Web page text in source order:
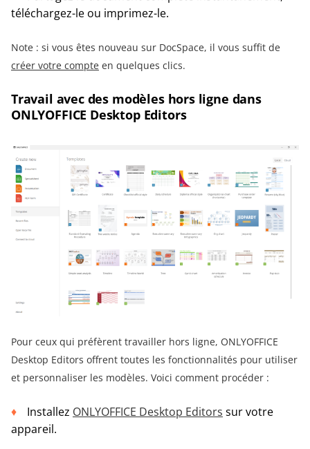
téléchargez-le ou imprimez-le.
Note : si vous êtes nouveau sur DocSpace, il vous suffit de
créer votre compte en quelques clics.
Travail avec des modèles hors ligne dans
ONLYOFFICE Desktop Editors
Pour ceux qui préfèrent travailler hors ligne, ONLYOFFICE
Desktop Editors offrent toutes les fonctionnalités pour utiliser
et personnaliser les modèles. Voici comment procéder :
Installez ONLYOFFICE Desktop Editors sur votre
appareil.